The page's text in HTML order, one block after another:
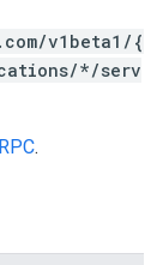
v1beta1/{
*/serv
.